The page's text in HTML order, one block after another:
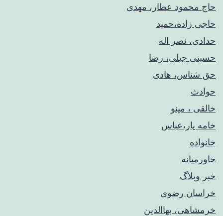
حاج محمود عطار، مهدی
حاجی زاده،حمید
حدادی، نصر اله
حسینی جبلی، رضا
حق شناس، هادی
حوادث
خالقی ، مینو
خامه یار،عباس
خانواده
خاورمیانه
خبر وبلاگ
خراسان رضوی
خرمشاهی، بهاالدین